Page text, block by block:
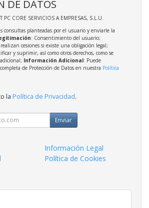
DE DATOS
PC CORE SERVICIOS A EMPRESAS, S.L.U.
consultas planteadas por el usuario y enviarle la
: Consentimiento del usuario;
realizan cesiones si existe una obligación legal;
y suprimir, así como otros derechos, como se
Información Adicional: Puede
de Protección de Datos en nuestra Política
la Política de Privacidad.
Enviar
Información Legal
Política de Cookies